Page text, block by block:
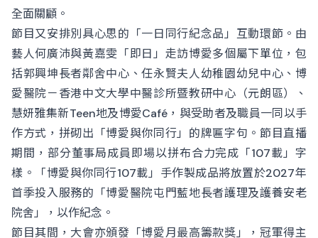
全面關顧。
節目又安排別具心思的「一日同行紀念品」互動環節。由
藝人何廣沛與黃嘉雯「即日」走訪博愛多個屬下單位，包
括郭興坤長者鄰舍中心、任永賢夫人幼稚園幼兒中心、博
愛醫院－香港中文大學中醫診所暨教研中心（元朗區）、
慧妍雅集新Teen地及博愛Café，與受助者及職員一同以手
作方式，拼砌出「博愛與你同行」的牌匾字句。節目直播
期間，部分董事局成員即場以拼布合力完成「107載」字
樣。「博愛與你同行107載」手作製成品將放置於2027年
首季投入服務的「博愛醫院屯門藍地長者護理及護養安老
院舍」，以作紀念。
節目其間，大會亦頒發「博愛月最高籌款獎」，冠軍得主